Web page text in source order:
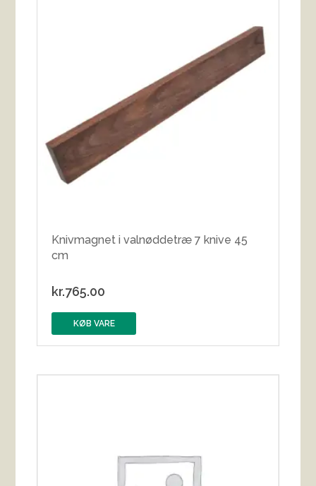
Knivmagnet i valnøddetræ 7 knive 45
cm
kr.765.00
KØB VARE